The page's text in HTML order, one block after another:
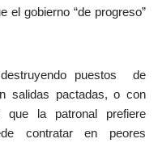
el gobierno “de progreso”
puestos de
pactadas, o con
la patronal prefiere
contratar en peores